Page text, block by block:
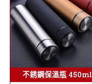
不銹鋼保溫瓶 450ml